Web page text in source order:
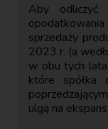
Aby odliczyć
sprzedaży
2023 r. (a
w obu tych
które
ulgą na